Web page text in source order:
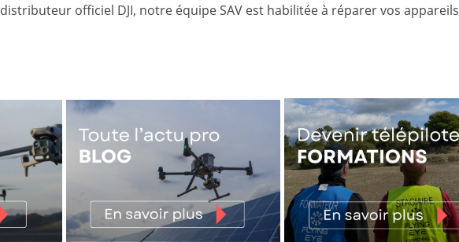
officiel DJI, notre équipe SAV est habilitée à réparer vos appareils